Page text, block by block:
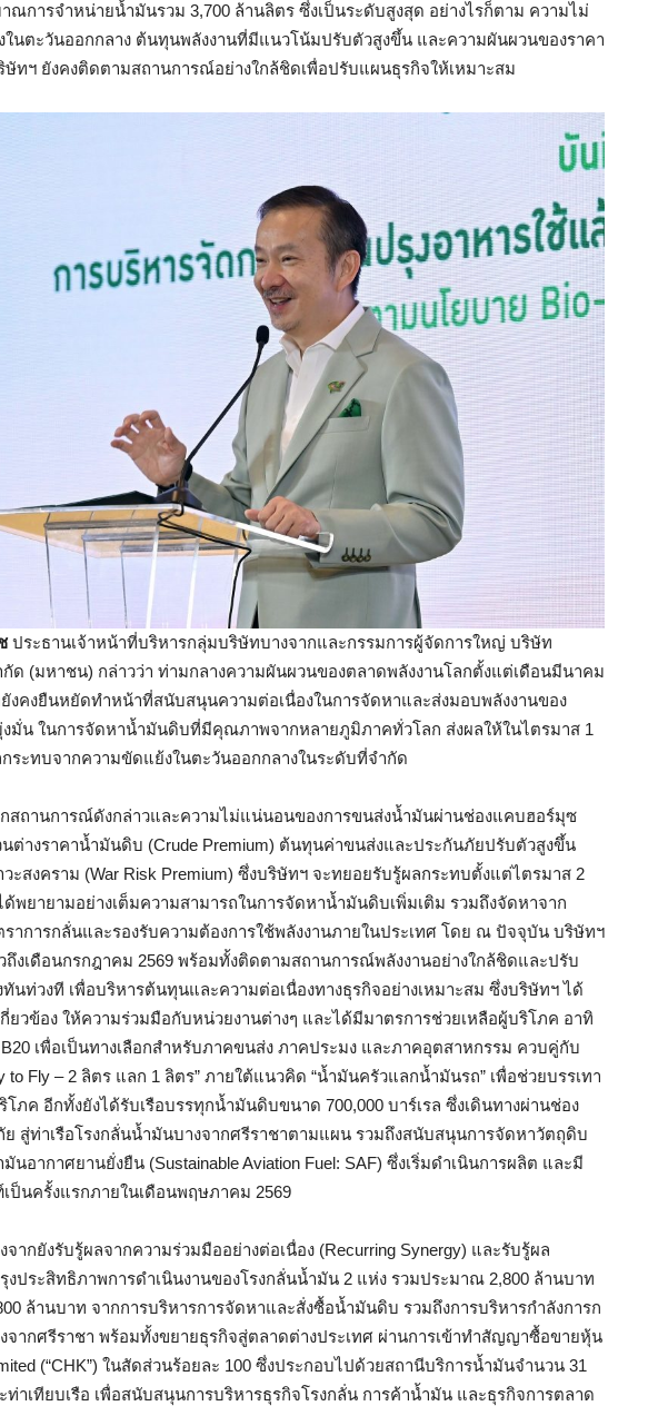
ณการจำหน่ายน้ำมันรวม 3,700 ล้านลิตร ซึ่งเป็นระดับสูงสุด อย่างไรก็ตาม ความไม่
นตะวันออกกลาง ต้นทุนพลังงานที่มีแนวโน้มปรับตัวสูงขึ้น และความผันผวนของราคา
ทฯ ยังคงติดตามสถานการณ์อย่างใกล้ชิดเพื่อปรับแผนธุรกิจให้เหมาะสม
ประธานเจ้าหน้าที่บริหารกลุ่มบริษัทบางจากและกรรมการผู้จัดการใหญ่ บริษัท
กัด (มหาชน) กล่าวว่า ท่ามกลางความผันผวนของตลาดพลังงานโลกตั้งแต่เดือนมีนาคม
งคงยืนหยัดทำหน้าที่สนับสนุนความต่อเนื่องในการจัดหาและส่งมอบพลังงานของ
มั่น ในการจัดหาน้ำมันดิบที่มีคุณภาพจากหลายภูมิภาคทั่วโลก ส่งผลให้ในไตรมาส 1
ระทบจากความขัดแย้งในตะวันออกกลางในระดับที่จำกัด
กสถานการณ์ดังกล่าวและความไม่แน่นอนของการขนส่งน้ำมันผ่านช่องแคบฮอร์มุซ
างราคาน้ำมันดิบ (Crude Premium) ต้นทุนค่าขนส่งและประกันภัยปรับตัวสูงขึ้น
ะสงคราม (War Risk Premium) ซึ่งบริษัทฯ จะทยอยรับรู้ผลกระทบตั้งแต่ไตรมาส 2
พยายามอย่างเต็มความสามารถในการจัดหาน้ำมันดิบเพิ่มเติม รวมถึงจัดหาจาก
ราการกลั่นและรองรับความต้องการใช้พลังงานภายในประเทศ โดย ณ ปัจจุบัน บริษัทฯ
งเดือนกรกฎาคม 2569 พร้อมทั้งติดตามสถานการณ์พลังงานอย่างใกล้ชิดและปรับ
นท่วงที เพื่อบริหารต้นทุนและความต่อเนื่องทางธุรกิจอย่างเหมาะสม ซึ่งบริษัทฯ ได้
ยวข้อง ให้ความร่วมมือกับหน่วยงานต่างๆ และได้มีมาตรการช่วยเหลือผู้บริโภค อาทิ
เพื่อเป็นทางเลือกสำหรับภาคขนส่ง ภาคประมง และภาคอุตสาหกรรม ควบคู่กับ
to Fly – 2 ลิตร แลก 1 ลิตร” ภายใต้แนวคิด “น้ำมันครัวแลกน้ำมันรถ” เพื่อช่วยบรรเทา
ภค อีกทั้งยังได้รับเรือบรรทุกน้ำมันดิบขนาด 700,000 บาร์เรล ซึ่งเดินทางผ่านช่อง
สู่ท่าเรือโรงกลั่นน้ำมันบางจากศรีราชาตามแผน รวมถึงสนับสนุนการจัดหาวัตถุดิบ
นอากาศยานยั่งยืน (Sustainable Aviation Fuel: SAF) ซึ่งเริ่มดำเนินการผลิต และมี
นครั้งแรกภายในเดือนพฤษภาคม 2569
ากยังรับรู้ผลจากความร่วมมืออย่างต่อเนื่อง (Recurring Synergy) และรับรู้ผล
ประสิทธิภาพการดำเนินงานของโรงกลั่นน้ำมัน 2 แห่ง รวมประมาณ 2,800 ล้านบาท
ล้านบาท จากการบริหารการจัดหาและสั่งซื้อน้ำมันดิบ รวมถึงการบริหารกำลังการก
จากศรีราชา พร้อมทั้งขยายธุรกิจสู่ตลาดต่างประเทศ ผ่านการเข้าทำสัญญาซื้อขายหุ้น
(“CHK”) ในสัดส่วนร้อยละ 100 ซึ่งประกอบไปด้วยสถานีบริการน้ำมันจำนวน 31
าเทียบเรือ เพื่อสนับสนุนการบริหารธุรกิจโรงกลั่น การค้าน้ำมัน และธุรกิจการตลาด